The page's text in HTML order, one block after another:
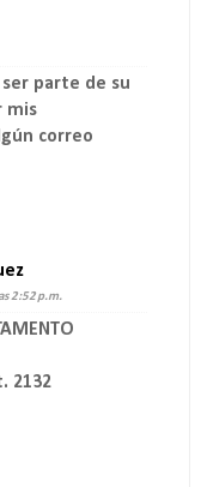
parte de su
mis
correo
2:52 p.m.
2132